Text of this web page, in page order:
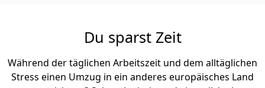
Du sparst Zeit
Während der täglichen Arbeitszeit und dem alltäglichen
Stress einen Umzug in ein anderes europäisches Land